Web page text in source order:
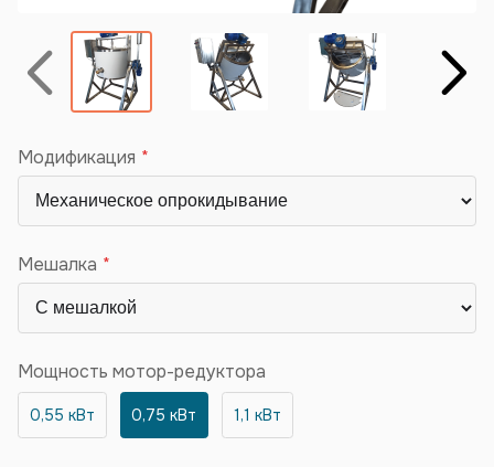
Назад Вперёд
Модификация
Мешалка
Мощность мотор-редуктора
0,55 кВт 0,75 кВт 1,1 кВт